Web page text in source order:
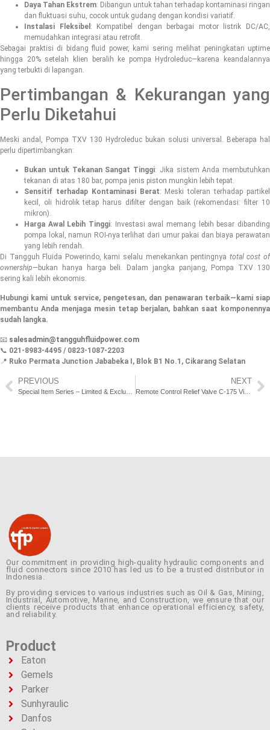
Daya Tahan Ekstrem: Dibangun untuk tahan terhadap kontaminasi ringan
dan fluktuasi suhu, cocok untuk gudang dengan kondisi variatif.
Instalasi Fleksibel : Kompatibel dengan berbagai motor listrik DC/AC,
memudahkan integrasi atau retrofit.
Sebagai praktisi di bidang fluid power, kami sering melihat peningkatan uptime
hingga 20% setelah klien beralih ke pompa Hydroleduc—karena keandalannya
yang terbukti di lapangan.
Pertimbangan & Kekurangan yang
Perlu Diketahui
Meski andal, Pompa TXV 130 Hydroleduc bukan solusi universal. Beberapa hal
perlu dipertimbangkan:
Bukan untuk Tekanan Sangat Tinggi: Jika sistem Anda membutuhkan
tekanan di atas 180 bar, pompa jenis piston mungkin lebih tepat.
Sensitif terhadap Kontaminasi Berat: Meski toleran terhadap partikel
kecil, oli hidrolik tetap harus difilter dengan baik (rekomendasi: filter 10
mikron).
Harga Awal Lebih Tinggi: Investasi awal memang lebih besar dibanding
pompa lokal, namun ROI-nya terlihat dari umur pakai dan biaya perawatan
yang lebih rendah.
Di Tangguh Fluida Powerindo, kami selalu menekankan pentingnya total cost of
ownership—bukan hanya harga beli. Dalam jangka panjang, Pompa TXV 130
sering kali lebih ekonomis.
Hubungi kami untuk service, pengetesan, dan penawaran terbaik—kami siap
membantu Anda menjaga mesin tetap berjalan, bahkan saat komponennya
sudah langka.
📧 salesadmin@tangguhfluidpower.com
📞 021-8983-4495 / 0823-1087-2203
📍 Ruko Permata Junction Jababeka I, Blok B1 No.1, Cikarang Selatan
PREVIOUS NEXT
Remote Control Relief Valve C-175 Vickers: Atur Tekanan Tanpa Harus Mendekat
Our commitment in providing high-quality hydraulic components and
fluid connectors since 2010 has led us to be a trusted distributor in
Indonesia.
By providing services to various industries such as Oil & Gas, Mining,
Industrial, Automotive, Marine, and Construction, we ensure that our
clients receive products that enhance operational efficiency, safety,
and reliability.
Product
Eaton
Gemels
Parker
Sunhyraulic
Danfos